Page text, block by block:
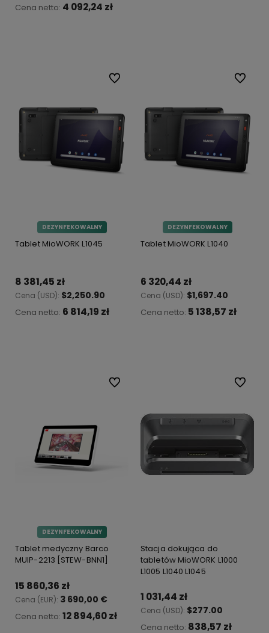
Cena netto: 4 092,24 zł
DEZYNFEKOWALNY
Tablet MioWORK L1045
8 381,45 zł
Cena (USD): $2,250.90
Cena netto: 6 814,19 zł
Do ulubionych
DEZYNFEKOWALNY
Tablet MioWORK L1040
6 320,44 zł
Cena (USD): $1,697.40
Cena netto: 5 138,57 zł
Do
DEZYNFEKOWALNY
Tablet medyczny Barco
MUIP-2213 [STEW-BNN1]
15 860,36 zł
Cena (EUR): 3 690,00 €
Cena netto: 12 894,60 zł
Do ulubionych
Stacja dokująca do
tabletów MioWORK L1000
L1005 L1040 L1045
1 031,44 zł
Cena (USD): $277.00
Cena netto: 838,57 zł
Do